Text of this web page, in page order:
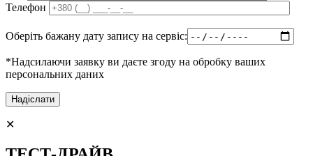
Телефон
Оберіть бажану дату запису на сервіс:
*Надсилаючи заявку ви даєте згоду на обробку ваших
персональних даних
✕